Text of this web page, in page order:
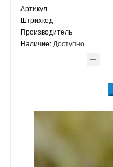
Артикул
Штрихкод
Производитель
Наличие: Доступно